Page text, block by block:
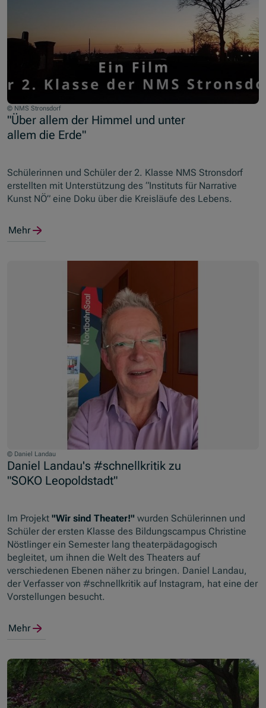
© NMS Stronsdorf
"Über allem der Himmel und unter
allem die Erde"
Schülerinnen und Schüler der 2. Klasse NMS Stronsdorf
erstellten mit Unterstützung des “Instituts für Narrative
Kunst NÖ” eine Doku über die Kreisläufe des Lebens.
Mehr
© Daniel Landau
Daniel Landau's #schnellkritik zu
"SOKO Leopoldstadt"
Im Projekt"Wir sind Theater!" wurden Schülerinnen und
Schüler der ersten Klasse des Bildungscampus Christine
Nöstlinger ein Semester lang theaterpädagogisch
begleitet, um ihnen die Welt des Theaters auf
verschiedenen Ebenen näher zu bringen. Daniel Landau,
der Verfasser von #schnellkritik auf Instagram, hat eine der
Vorstellungen besucht.
Mehr